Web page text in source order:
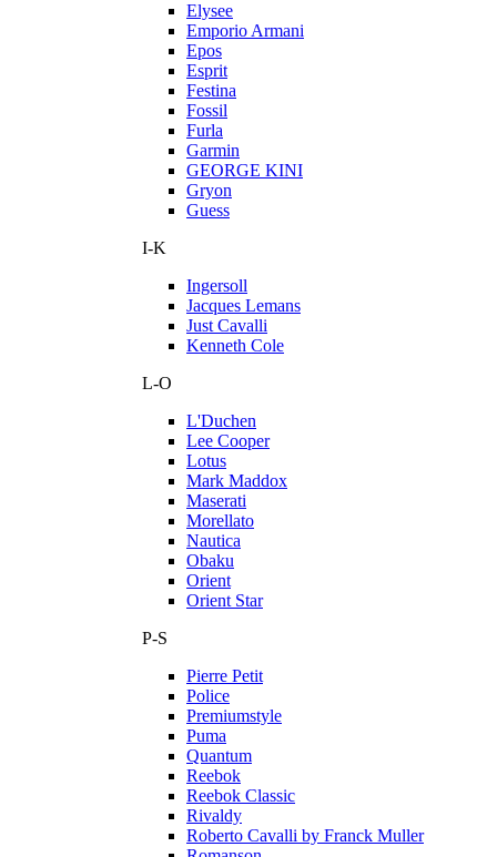
Elysee
Emporio Armani
Epos
Esprit
Festina
Fossil
Furla
Garmin
GEORGE KINI
Gryon
Guess
I-K
Ingersoll
Jacques Lemans
Just Cavalli
Kenneth Cole
L-O
L'Duchen
Lee Cooper
Lotus
Mark Maddox
Maserati
Morellato
Nautica
Obaku
Orient
Orient Star
P-S
Pierre Petit
Police
Premiumstyle
Puma
Quantum
Reebok
Reebok Classic
Rivaldy
Roberto Cavalli by Franck Muller